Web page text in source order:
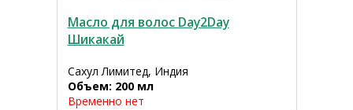
Масло для волос Day2Day
Шикакай
Сахул Лимитед, Индия
Объем: 200 мл
Временно нет